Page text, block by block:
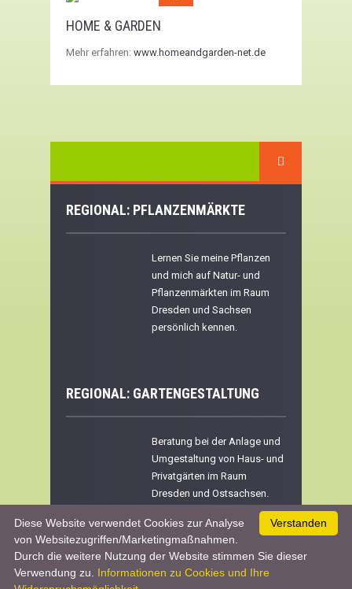
HOME & GARDEN
Mehr erfahren: www.homeandgarden-net.de
REGIONAL: PFLANZENMÄRKTE
Lernen Sie meine Pflanzen
und mich auf Natur- und
Pflanzenmärkten im Raum
Dresden und Sachsen
persönlich kennen.
REGIONAL: GARTENGESTALTUNG
Beratung bei der Anlage und
Umgestaltung von Haus- und
Privatgärten im Raum
Dresden und Ostsachsen.
Werben & Kooperationen |Datenschutz &
Impressum| © 2026 :www.pflanzenreich.com
Verstanden
Diese Website verwendet Cookies zur Analyse
von Websitezugriffen/Marketingmaßnahmen.
Durch die weitere Nutzung der Website stimmen Sie dieser
Verwendung zu. Informationen zu Cookies und Ihre